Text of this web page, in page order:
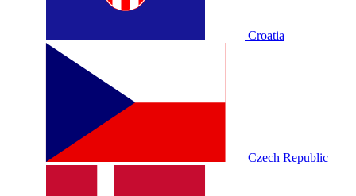
Croatia
Czech Republic